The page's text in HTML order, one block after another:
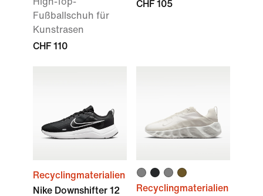
Fußballschuh für
Kunstrasen
CHF 110
CHF 105
Recyclingmaterialien
Nike Downshifter 12
Recyclingmaterialien